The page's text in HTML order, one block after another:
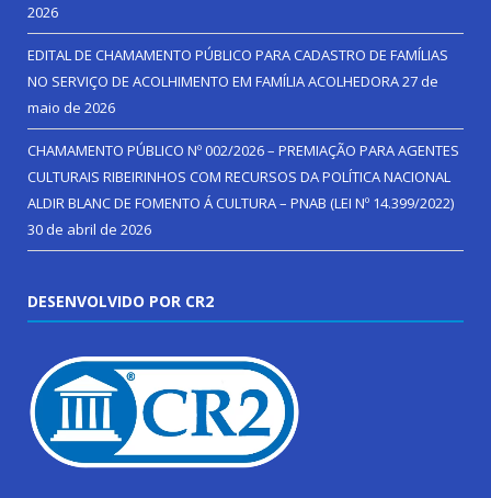
2026
EDITAL DE CHAMAMENTO PÚBLICO PARA CADASTRO DE FAMÍLIAS
NO SERVIÇO DE ACOLHIMENTO EM FAMÍLIA ACOLHEDORA27 de
maio de 2026
CHAMAMENTO PÚBLICO Nº 002/2026 – PREMIAÇÃO PARA AGENTES
CULTURAIS RIBEIRINHOS COM RECURSOS DA POLÍTICA NACIONAL
ALDIR BLANC DE FOMENTO Á CULTURA – PNAB (LEI Nº 14.399/2022)
30 de abril de 2026
DESENVOLVIDO POR CR2